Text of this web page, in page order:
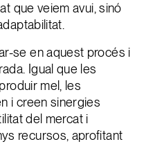
que veiem avui, sinó
se en aquest procés i
Igual que les
mel, les
i creen sinergies
del mercat i
recursos, aprofitant